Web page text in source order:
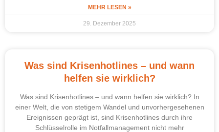
MEHR LESEN »
29. Dezember 2025
Was sind Krisenhotlines – und wann
helfen sie wirklich?
Was sind Krisenhotlines – und wann helfen sie wirklich? In
einer Welt, die von stetigem Wandel und unvorhergesehenen
Ereignissen geprägt ist, sind Krisenhotlines durch ihre
Schlüsselrolle im Notfallmanagement nicht mehr